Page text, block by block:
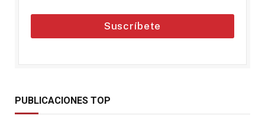
Suscríbete
PUBLICACIONES TOP